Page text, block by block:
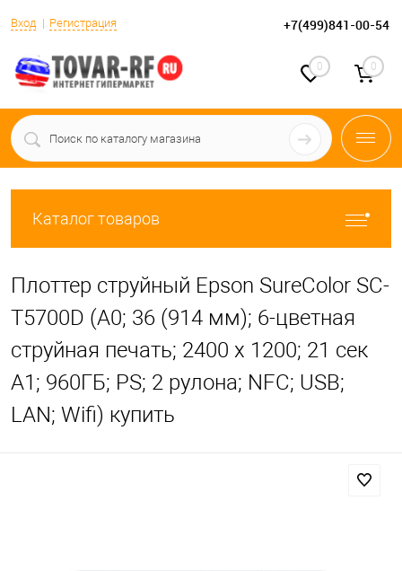
Вход Регистрация +7(499)841-00-54
0 0
Каталог товаров
Плоттер струйный Epson SureColor SC-
T5700D (A0; 36 (914 мм); 6-цветная
струйная печать; 2400 x 1200; 21 сек
А1; 960ГБ; PS; 2 рулона; NFC; USB;
LAN; Wifi) купить